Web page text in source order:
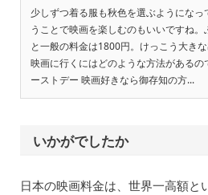
少しずつ着る服も秋色を選ぶようにな
うことで映画を楽しむのもいいですね
と一般の料金は1800円。けっこう大き
映画に行くにはどのような方法がある
ーストデー 映画好きなら御存知の方...
いかがでしたか
日本の映画料金は、世界一高額と